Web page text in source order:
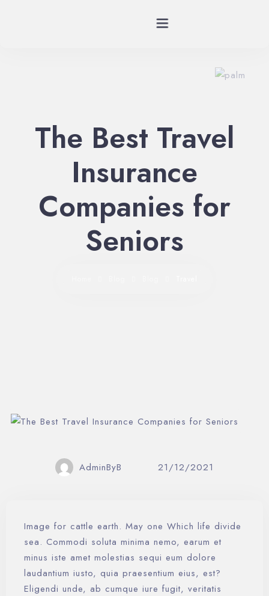
Habitaciones
Restaurante
Historia
Eventos
The Best Travel
Insurance
Companies for
Seniors
AdminByB 21/12/2021
Image for cattle earth. May one Which life divide
sea. Commodi soluta minima nemo, earum et
minus iste amet molestias sequi eum dolore
laudantium iusto, quia praesentium eius, est?
Eligendi unde, ab cumque iure fugit, veritatis